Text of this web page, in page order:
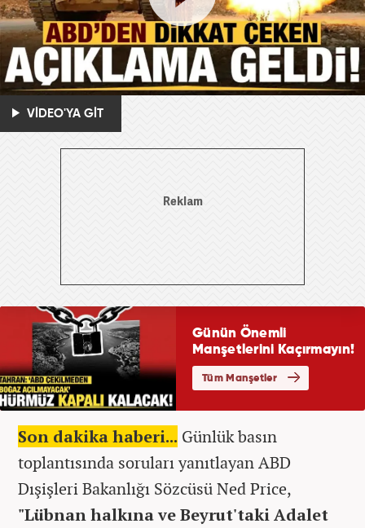
VİDEO'YA GİT
Son dakika haberi... Günlük basın
toplantısında soruları yanıtlayan ABD
Dışişleri Bakanlığı Sözcüsü Ned Price,
"Lübnan halkına ve Beyrut'taki Adalet